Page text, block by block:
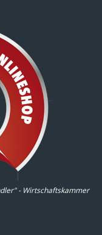
- Wirtschaftskammer